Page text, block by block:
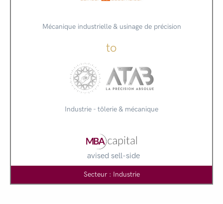
Mécanique industrielle & usinage de précision
to
Industrie - tôlerie & mécanique
avised sell-side
Secteur : Industrie